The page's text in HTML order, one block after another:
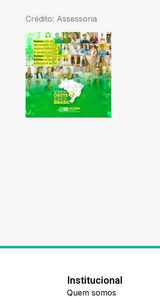
Crédito: Assessoria
Institucional
Quem somos